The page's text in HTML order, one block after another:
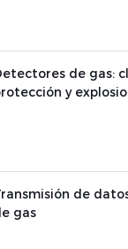
de gas:
y
de
gas